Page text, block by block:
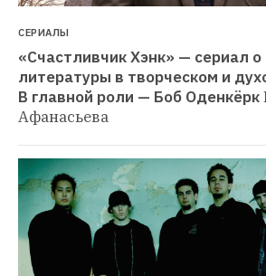
СЕРИАЛЫ
«Счастливчик Хэнк» — сериал
литературы в творческом и
В главной роли — Боб Оденкёрк
Афанасьева